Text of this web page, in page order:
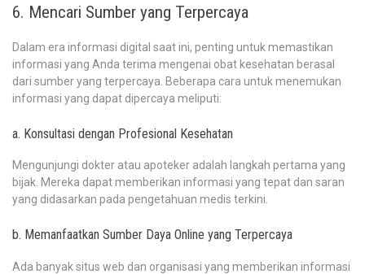
6. Mencari Sumber yang Terpercaya
Dalam era informasi digital saat ini, penting untuk memastikan
informasi yang Anda terima mengenai obat kesehatan berasal
dari sumber yang terpercaya. Beberapa cara untuk menemukan
informasi yang dapat dipercaya meliputi:
a. Konsultasi dengan Profesional Kesehatan
Mengunjungi dokter atau apoteker adalah langkah pertama yang
bijak. Mereka dapat memberikan informasi yang tepat dan saran
yang didasarkan pada pengetahuan medis terkini.
b. Memanfaatkan Sumber Daya Online yang Terpercaya
Ada banyak situs web dan organisasi yang memberikan informasi